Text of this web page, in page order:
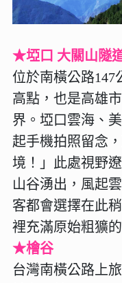
★埡口 大關山隧
位於南橫公路147
高點，也是高雄
界。埡口雲海、
起手機拍照留念
境！」此處視野
山谷湧出，風起
客都會選擇在此
裡充滿原始粗獷
★檜谷
台灣南橫公路上